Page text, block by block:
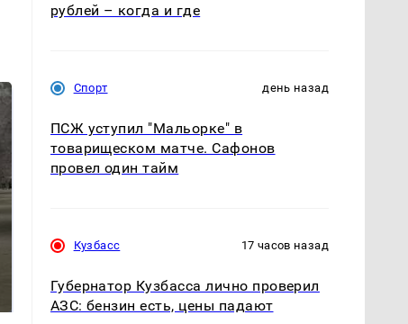
готовую еду из
магазина: список
криптомиллионера
рублей – когда и где
Спорт день назад
ПСЖ уступил "Мальорке" в
товарищеском матче. Сафонов
провел один тайм
Кузбасс 17 часов назад
Губернатор Кузбасса лично проверил
АЗС: бензин есть, цены падают